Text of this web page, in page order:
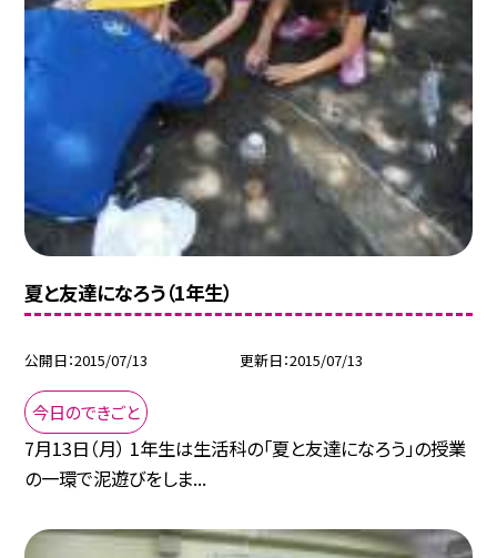
夏と友達になろう（1年生）
公開日 2015/07/13 更新日 2015/07/13
今日のできごと
7月13日（月） 1年生は生活科の「夏と友達になろう」の授業
の一環で泥遊びをしま...